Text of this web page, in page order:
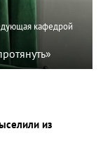
кафедрой
из